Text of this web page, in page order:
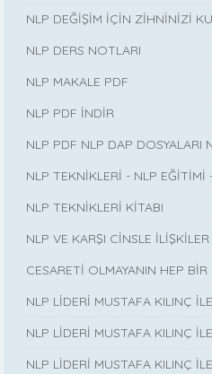
NLP DEĞİŞİM İÇİN ZİHNİNİZİ
NLP DERS NOTLARI
NLP MAKALE PDF
NLP PDF İNDİR
NLP PDF NLP DAP DOSYALARI
NLP TEKNİKLERİ - NLP EĞİTİMİ
NLP TEKNİKLERİ KİTABI
NLP VE KARŞI CİNSLE İLİŞKİLER
CESARETİ OLMAYANIN HEP
NLP LİDERİ MUSTAFA KILINÇ
NLP LİDERİ MUSTAFA KILINÇ
NLP LİDERİ MUSTAFA KILINÇ